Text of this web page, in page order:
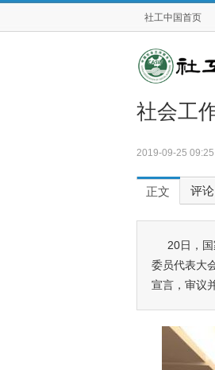
社工中国首页
社会工
2019-09-25 09:25
正文 评论
20日，
委员代表大
宣言，审议